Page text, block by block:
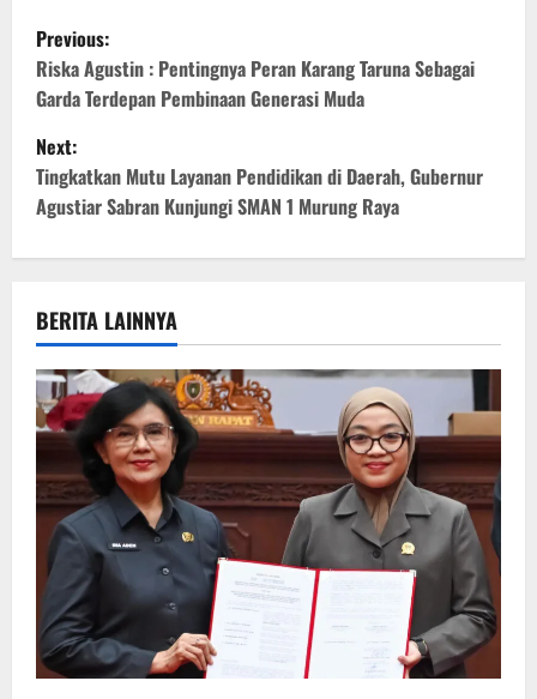
P
o
s
t
n
v
i
g
a
i
o
n
Previous:
Riska Agustin : Pentingnya Peran Karang Taruna Sebagai
Garda Terdepan Pembinaan Generasi Muda
Next:
Tingkatkan Mutu Layanan Pendidikan di Daerah, Gubernur
Agustiar Sabran Kunjungi SMAN 1 Murung Raya
BERITA LAINNYA